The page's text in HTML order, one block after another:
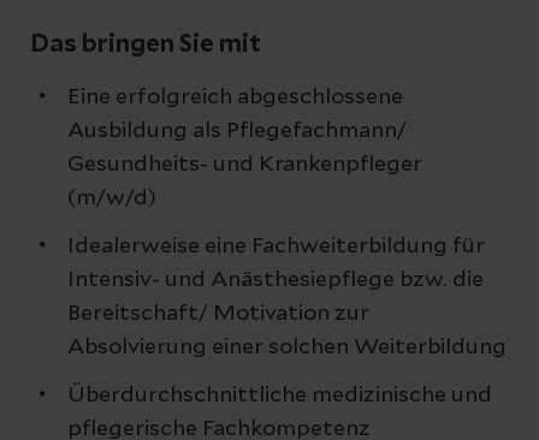
Das bringen Sie mit
Eine erfolgreich abgeschlossene
Ausbildung als Pflegefachmann/
Gesundheits- und Krankenpfleger
(m/w/d)
Idealerweise eine Fachweiterbildung für
Intensiv- und Anästhesiepflege bzw. die
Bereitschaft/ Motivation zur
Absolvierung einer solchen Weiterbildung
Überdurchschnittliche medizinische und
pflegerische Fachkompetenz